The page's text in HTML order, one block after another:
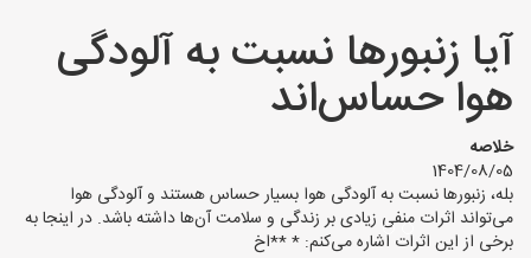
استان ها
آیا زنبورها نسبت به آلودگی
هوا حساس‌اند
خلاصه
1404/08/05
بله، زنبورها نسبت به آلودگی هوا بسیار حساس هستند و آلودگی هوا
می‌تواند اثرات منفی زیادی بر زندگی و سلامت آن‌ها داشته باشد. در اینجا به
برخی از این اثرات اشاره می‌کنم: * **اخ